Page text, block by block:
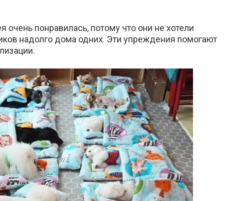
очень понравилась, потому что они не хотели
надолго дома одних. Эти упреждения помогают